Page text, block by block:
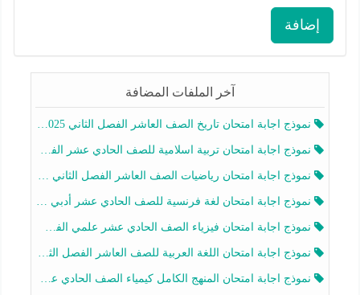
إضافة
آخر الملفات المضافة
نموذج اجابة امتحان تاريخ الصف العاشر الفصل الثاني 2025-2026
نموذج اجابة امتحان تربية اسلامية للصف الحادي عشر الفصل الثاني 2025-2026
نموذج اجابة امتحان رياضيات الصف العاشر الفصل الثاني 2025-2026
نموذج اجابة امتحان لغة فرنسية للصف الحادي عشر أدبي الفصل الثاني 2025-2026
نموذج اجابة امتحان فيزياء الصف الحادي عشر علمي الفصل الثاني 2025-2026
نموذج اجابة امتحان اللغة العربية للصف العاشر الفصل الثاني 2025-2026
نموذج اجابة امتحان المنهج الكامل كيمياء الصف الحادي عشر علمي الفصل الثاني 2025-2026